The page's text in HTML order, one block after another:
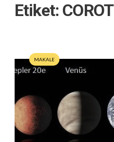
Etiket: COROT
MAKALE